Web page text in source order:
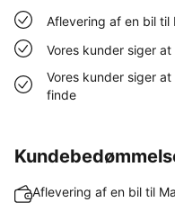
Aflevering af en bil til
Vores kunder siger
Vores kunder siger
finde
Aflevering af en bil til